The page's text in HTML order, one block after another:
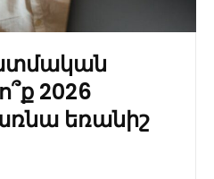
2026
եռանիշ